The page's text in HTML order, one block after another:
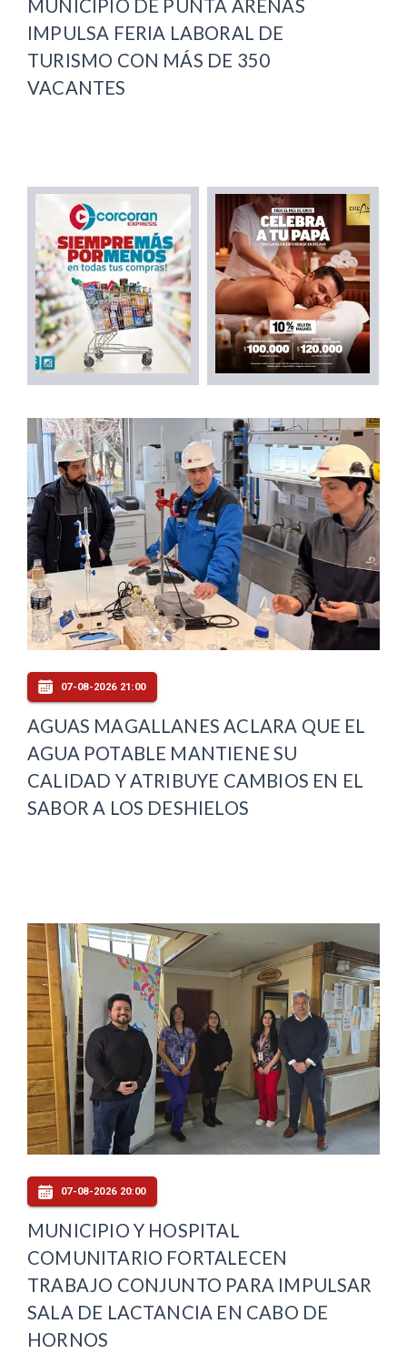
MUNICIPIO DE PUNTA ARENAS
IMPULSA FERIA LABORAL DE
TURISMO CON MÁS DE 350
VACANTES
07-08-2026 21:00
AGUAS MAGALLANES ACLARA QUE EL
AGUA POTABLE MANTIENE SU
CALIDAD Y ATRIBUYE CAMBIOS EN EL
SABOR A LOS DESHIELOS
07-08-2026 20:00
MUNICIPIO Y HOSPITAL
COMUNITARIO FORTALECEN
TRABAJO CONJUNTO PARA IMPULSAR
SALA DE LACTANCIA EN CABO DE
HORNOS